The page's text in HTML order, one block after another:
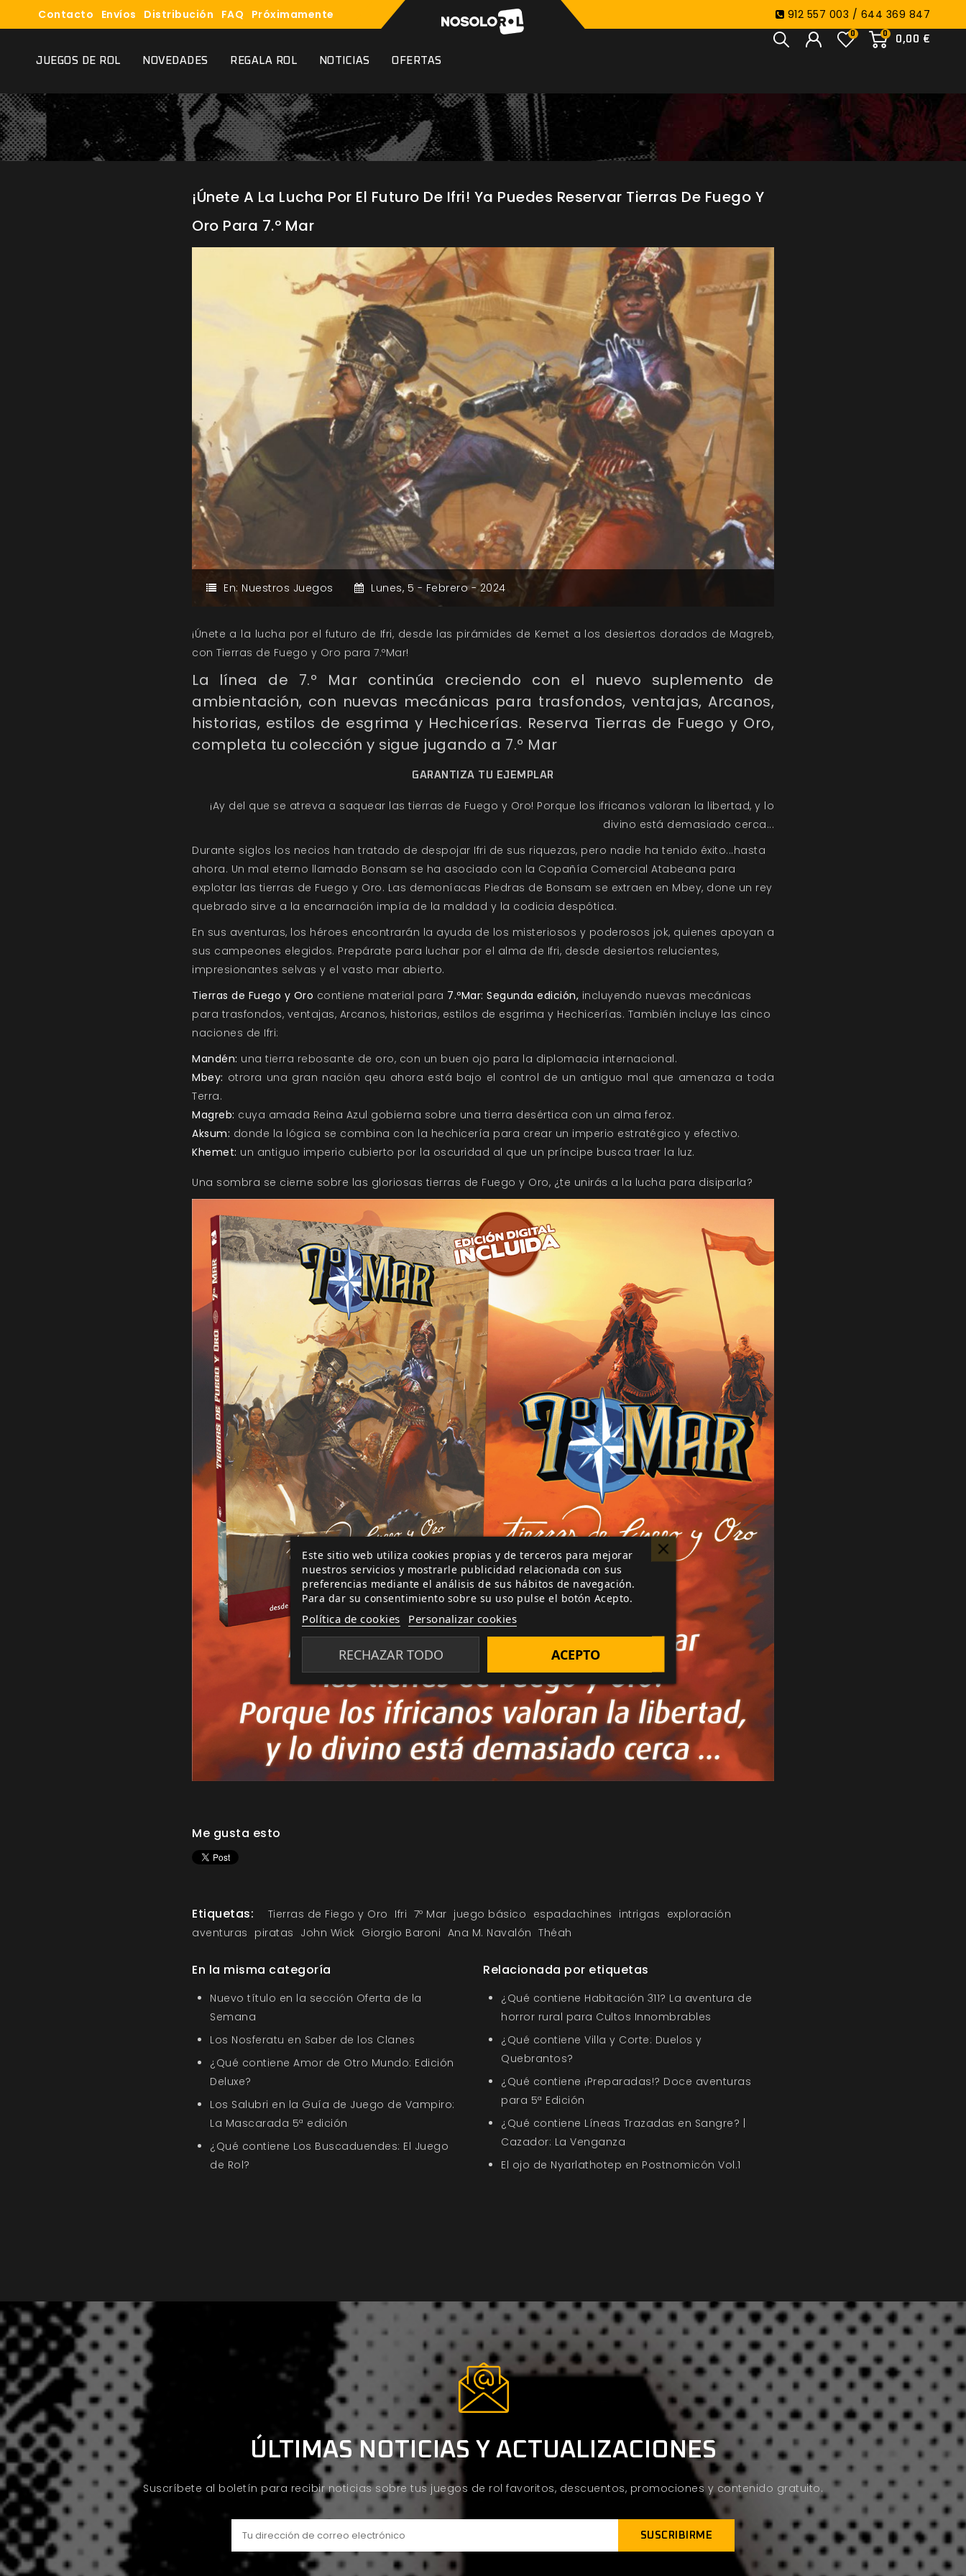
Contacto Envíos Distribución FAQ Próximamente 912 557 003 / 644 369 847
0
0,00 €
0
JUEGOS DE ROL NOVEDADES REGALA ROL NOTICIAS OFERTAS
¡Únete A La Lucha Por El Futuro De Ifri! Ya Puedes Reservar Tierras De Fuego Y
Oro Para 7.º Mar
En: Nuestros Juegos Lunes, 5 - Febrero -2024
¡Únete a la lucha por el futuro de Ifri, desde las pirámides de Kemet a los desiertos dorados de Magreb,
con Tierras de Fuego y Oro para 7.ºMar!
La línea de 7.º Mar continúa creciendo con el nuevo suplemento de
ambientación, con nuevas mecánicas para trasfondos, ventajas, Arcanos,
historias, estilos de esgrima y Hechicerías. Reserva Tierras de Fuego y Oro,
completa tu colección y sigue jugando a 7.º Mar
GARANTIZA TU EJEMPLAR
¡Ay del que se atreva a saquear las tierras de Fuego y Oro! Porque los ifricanos valoran la libertad, y lo
divino está demasiado cerca...
Durante siglos los necios han tratado de despojar Ifri de sus riquezas, pero nadie ha tenido éxito...hasta
ahora. Un mal eterno llamado Bonsam se ha asociado con la Copañía Comercial Atabeana para
explotar las tierras de Fuego y Oro. Las demoníacas Piedras de Bonsam se extraen en Mbey, done un rey
quebrado sirve a la encarnación impía de la maldad y la codicia despótica.
En sus aventuras, los héroes encontrarán la ayuda de los misteriosos y poderosos jok, quienes apoyan a
sus campeones elegidos. Prepárate para luchar por el alma de Ifri, desde desiertos relucientes,
impresionantes selvas y el vasto mar abierto.
Tierras de Fuego y Oro contiene material para 7.ºMar: Segunda edición, incluyendo nuevas mecánicas
para trasfondos, ventajas, Arcanos, historias, estilos de esgrima y Hechicerías. También incluye las cinco
naciones de Ifri:
Mandén: una tierra rebosante de oro, con un buen ojo para la diplomacia internacional.
Mbey: otrora una gran nación qeu ahora está bajo el control de un antiguo mal que amenaza a toda
Terra.
Magreb: cuya amada Reina Azul gobierna sobre una tierra desértica con un alma feroz.
Aksum: donde la lógica se combina con la hechicería para crear un imperio estratégico y efectivo.
Khemet: un antiguo imperio cubierto por la oscuridad al que un príncipe busca traer la luz.
Una sombra se cierne sobre las gloriosas tierras de Fuego y Oro, ¿te unirás a la lucha para disiparla?
Me gusta esto
Etiquetas: Tierras de Fiego y Oro Ifri 7º Mar juego básico espadachines intrigas exploración
aventuras piratas John Wick Giorgio Baroni Ana M. Navalón Théah
En la misma categoría
Nuevo título en la sección Oferta de la
Semana
Los Nosferatu en Saber de los Clanes
¿Qué contiene Amor de Otro Mundo: Edición
Deluxe?
Los Salubri en la Guía de Juego de Vampiro:
La Mascarada 5ª edición
¿Qué contiene Los Buscaduendes: El Juego
de Rol?
Relacionada por etiquetas
¿Qué contiene Habitación 311? La aventura de
horror rural para Cultos Innombrables
¿Qué contiene Villa y Corte: Duelos y
Quebrantos?
¿Qué contiene ¡Preparadas!? Doce aventuras
para 5ª Edición
¿Qué contiene Líneas Trazadas en Sangre? |
Cazador: La Venganza
El ojo de Nyarlathotep en Postnomicón Vol.1
ÚLTIMAS NOTICIAS Y ACTUALIZACIONES
Suscríbete al boletín para recibir noticias sobre tus juegos de rol favoritos, descuentos, promociones y contenido gratuito.
Este sitio web utiliza cookies propias y de terceros para mejorar
nuestros servicios y mostrarle publicidad relacionada con sus
preferencias mediante el análisis de sus hábitos de navegación.
Para dar su consentimiento sobre su uso pulse el botón Acepto.
Política de cookies Personalizar cookies
RECHAZAR TODO ACEPTO